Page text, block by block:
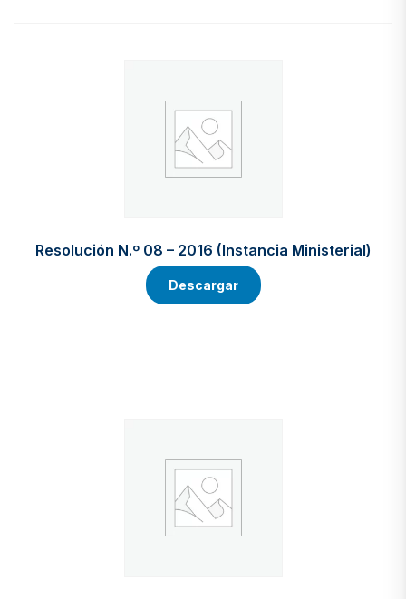
Resolución N.º 08 – 2016 (Instancia Ministerial)
Descargar